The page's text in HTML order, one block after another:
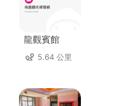
龍觀賓館
5.64 公里